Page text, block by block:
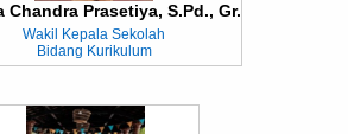
Chandra Prasetiya, S.Pd., Gr.
Wakil Kepala Sekolah
Bidang Kurikulum